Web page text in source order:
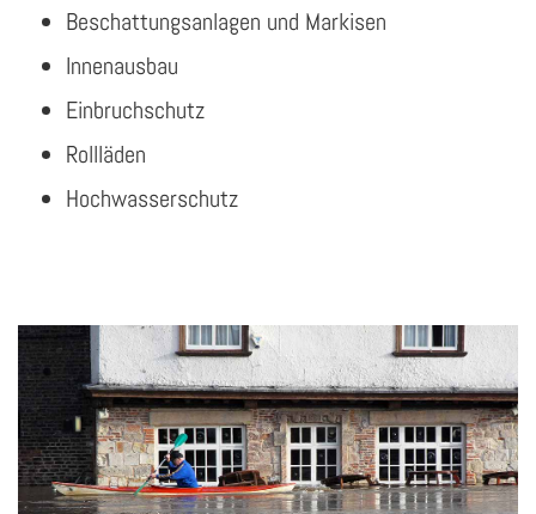
Beschattungsanlagen und Markisen
Innenausbau
Einbruchschutz
Rollläden
Hochwasserschutz